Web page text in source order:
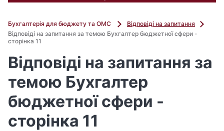
Бухгалтерія для бюджету та ОМС
Відповіді на запитання
Відповіді на запитання за темою Бухгалтер бюджетної сфери -
сторінка 11
Відповіді на запитання за
темою Бухгалтер
бюджетної сфери -
сторінка 11